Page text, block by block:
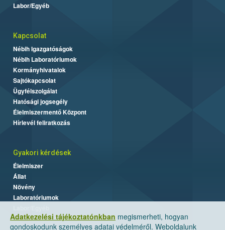
Adatkezelési tájékoztatónkban megismerheti, hogyan
gondoskodunk személyes adatai védelméről. Weboldalunk
Labor/Egyéb
Kapcsolat
Nébih Igazgatóságok
Nébih Laboratóriumok
Kormányhivatalok
Sajtókapcsolat
Ügyfélszolgálat
Hatósági jogsegély
Élelmiszermentő Központ
Hírlevél feliratkozás
Gyakori kérdések
Élelmiszer
Állat
Növény
Laboratóriumok